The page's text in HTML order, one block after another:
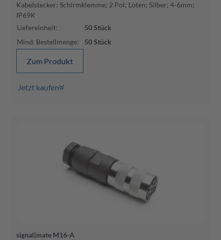
Kabelstecker; Schirmklemme; 2 Pol; Löten; Silber; 4-6mm;
IP69K
Liefereinheit: 50Stück
Mind. Bestellmenge: 50Stück
Zum Produkt
Jetzt kaufen
signal|mate M16-A